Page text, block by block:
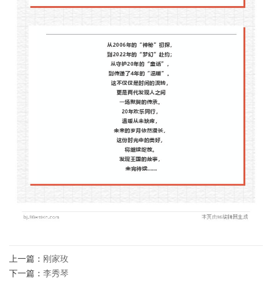
上一篇： 刚家玫
下一篇： 李秀琴